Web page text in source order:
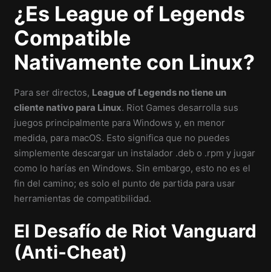
¿Es League of Legends
Compatible
Nativamente con Linux?
Para ser directos, League of Legends no tiene un
cliente nativo para Linux. Riot Games desarrolla sus
juegos principalmente para Windows y, en menor
medida, para macOS. Esto significa que no puedes
simplemente descargar un instalador .deb o .rpm y jugar
como lo harías en Windows. Sin embargo, esto no es el
fin del camino; es solo el punto de partida para usar
herramientas de compatibilidad.
El Desafío de Riot Vanguard
(Anti-Cheat)